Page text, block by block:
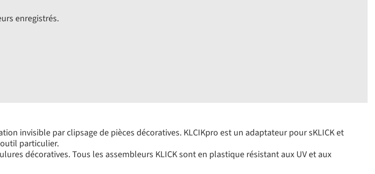
enregistrés.
invisible par clipsage de pièces décoratives. KLCIKpro est un adaptateur pour sKLICK et
particulier.
décoratives. Tous les assembleurs KLICK sont en plastique résistant aux UV et aux